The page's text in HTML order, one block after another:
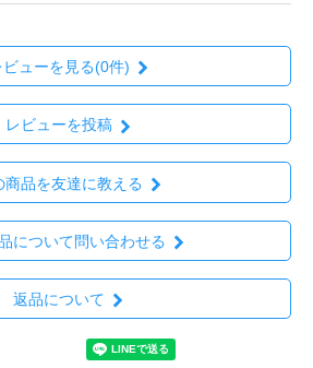
ビューを見る(0件)
レビューを投稿
商品を友達に教える
について問い合わせる
返品について